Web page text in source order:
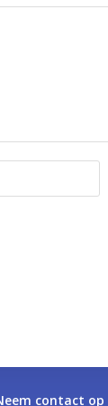
contact op